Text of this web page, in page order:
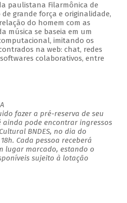
paulistana Filarmônica de
grande força e originalidade,
do homem com as
música se baseia em um
imitando os
na web: chat, redes
colaborativos, entre
fazer a pré-reserva de seu
pode encontrar ingressos
BNDES, no dia do
Cada pessoa receberá
lugar marcado, estando o
sujeito à lotação